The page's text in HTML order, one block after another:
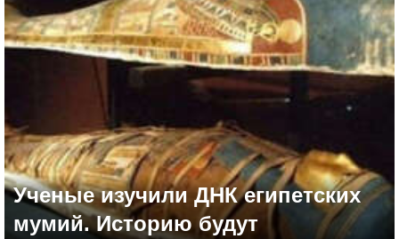
Ученые изучили ДНК египетских
мумий. Историю будут